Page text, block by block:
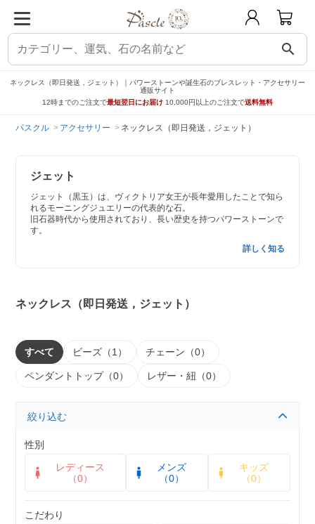
search
ネックレス（即日発送，ジェット）｜パワーストーンや誕生石のブレスレット・アクセサリー
通販サイト
12時までのご注文で最短翌日にお届け 10,000円以上のご注文で送料無料
パスクル アクセサリー ネックレス（即日発送，ジェット）
ジェット
ジェット（黒玉）は、ヴィクトリア女王が長年愛用したことで知ら
れるモーニングジュエリーの代表的な石。
旧石器時代から使用されており、長い歴史を持つパワーストーンで
す。
詳しく知る
ネックレス（即日発送，ジェット）
すべて ビーズ（1） チェーン（0）
ペンダントトップ（0） レザー・紐（0）
絞り込む
性別
レディース
（0）
メンズ
（0）
キッズ
（0）
こだわり